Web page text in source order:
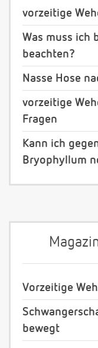
vorzeitige
Was muss ich
beachten?
Nasse Hose
vorzeitige
Fragen
Kann ich
Bryophyllum
Vorzeitige
bewegt